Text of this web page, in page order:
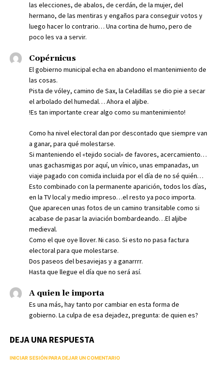
las elecciones, de abalos, de cerdán, de la mujer, del
hermano, de las mentiras y engaños para conseguir votos y
luego hacer lo contrario… Una cortina de humo, pero de
poco les va a servir.
Copérnicus
El gobierno municipal echa en abandono el mantenimiento de
las cosas.
Pista de vóley, camino de Sax, la Celadillas se dio pie a secar
el arbolado del humedal… Ahora el aljibe.
!Es tan importante crear algo como su mantenimiento!
Como ha nivel electoral dan por descontado que siempre van
a ganar, para qué molestarse.
Si manteniendo el «tejido social» de favores, acercamiento…
unas gachasmigas por aquí, un vínico, unas empanadas, un
viaje pagado con comida incluida por el día de no sé quién…
Esto combinado con la permanente aparición, todos los días,
en la TV local y medio impreso…el resto ya poco importa.
Que aparecen unas fotos de un camino transitable como si
acabase de pasar la aviación bombardeando…El aljibe
medieval.
Como el que oye llover. Ni caso. Si esto no pasa factura
electoral para que molestarse.
Dos paseos del besaviejas y a ganarrrr.
Hasta que llegue el día que no será así.
A quien le importa
Es una más, hay tanto por cambiar en esta forma de
gobierno. La culpa de esa dejadez, pregunta: de quien es?
DEJA UNA RESPUESTA
INICIAR SESIÓN PARA DEJAR UN COMENTARIO